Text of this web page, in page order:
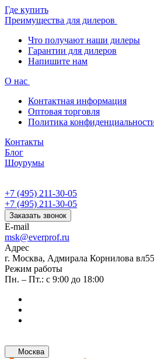
Где купить
Преимущества для дилеров
Что получают наши дилеры
Гарантии для дилеров
Напишите нам
О нас
Контактная информация
Оптовая торговля
Политика
Контакты
Блог
Шоурумы
+7 (495) 211-30-05
+7 (495) 211-30-05
Заказать звонок
E-mail
msk@everprof.ru
Адрес
г. Москва, Адмирала Корнилова
Режим работы
Пн. – Пт.: с 9:00 до 18:00
Москва